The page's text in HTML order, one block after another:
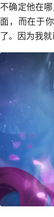
不确定他在
面，而在于
了。因为我